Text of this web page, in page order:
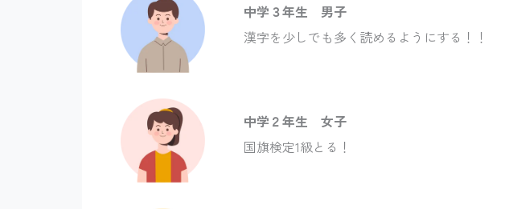
中学３年生 男子
漢字を少しでも多く読めるようにする！！
中学２年生 女子
国旗検定1級とる！